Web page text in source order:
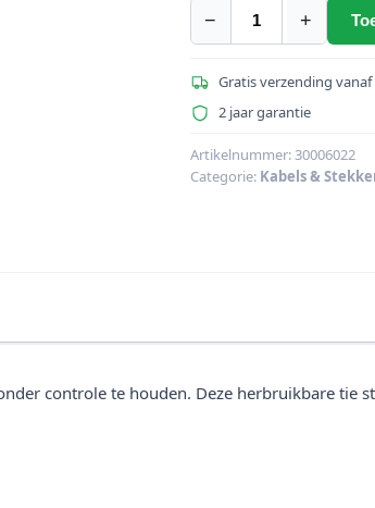
−
ACCESSOIRIE
25x195mm
aantal
+
Gratis verzending vanaf
2 jaar garantie
Artikelnummer: 30006022
Categorie: Kabels &
controle te houden. Deze herbruikbare tie